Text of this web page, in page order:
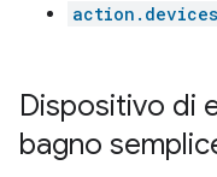
Dispositivo di
bagno